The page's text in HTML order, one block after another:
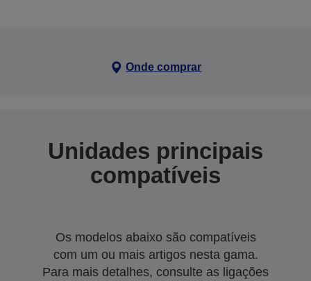
Onde comprar
Unidades principais
compatíveis
Os modelos abaixo são compatíveis
com um ou mais artigos nesta gama.
Para mais detalhes, consulte as ligações